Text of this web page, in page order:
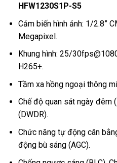
HFW1230S1P-S5
Cảm biến hình ảnh: 1/2.8”
Megapixel.
Khung hình: 25/
H265+.
Tầm xa hồng ngoại thông
Chế độ quan sát ngày đêm
(DWDR).
Chức năng tự động cân
động bù sáng (AGC).